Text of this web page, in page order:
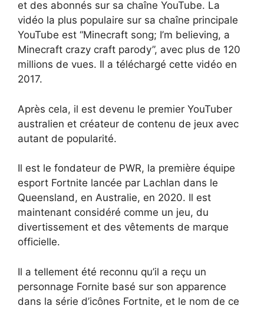
et des abonnés sur sa chaîne YouTube. La
vidéo la plus populaire sur sa chaîne principale
YouTube est “Minecraft song; I’m believing, a
Minecraft crazy craft parody”, avec plus de 120
millions de vues. Il a téléchargé cette vidéo en
2017.
Après cela, il est devenu le premier YouTuber
australien et créateur de contenu de jeux avec
autant de popularité.
Il est le fondateur de PWR, la première équipe
esport Fortnite lancée par Lachlan dans le
Queensland, en Australie, en 2020. Il est
maintenant considéré comme un jeu, du
divertissement et des vêtements de marque
officielle.
Il a tellement été reconnu qu’il a reçu un
personnage Fornite basé sur son apparence
dans la série d’icônes Fortnite, et le nom de ce